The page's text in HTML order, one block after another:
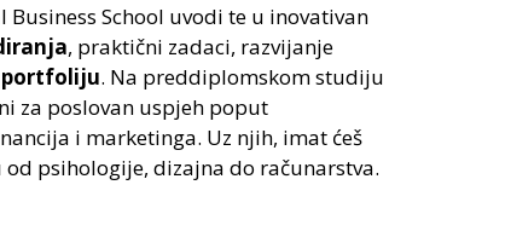
School uvodi te u inovativan
, praktični zadaci, razvijanje
portfoliju. Na preddiplomskom studiju
za poslovan uspjeh poput
i marketinga. Uz njih, imat ćeš
psihologije, dizajna do računarstva.